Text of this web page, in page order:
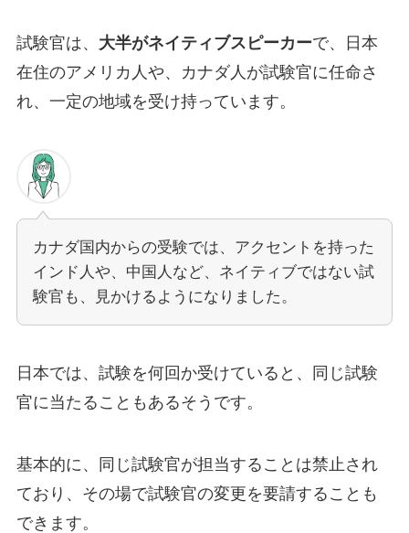
試験官は、 大半がネイティブスピーカーで、日本
在住のアメリカ人や、カナダ人が試験官に任命さ
れ、一定の地域を受け持っています。
カナダ国内からの受験では、アクセントを持った
インド人や、中国人など、ネイティブではない試
験官も、見かけるようになりました。
日本では、試験を何回か受けていると、同じ試験
官に当たることもあるそうです。
基本的に、同じ試験官が担当することは禁止され
ており、その場で試験官の変更を要請することも
できます。